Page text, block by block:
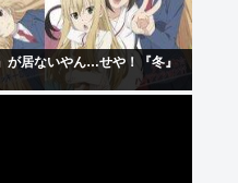
が居ないやん…せや！『冬』